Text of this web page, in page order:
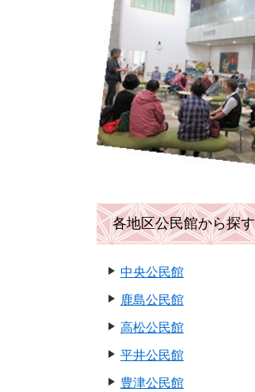
各地区公民館から探す
中央公民館
鹿島公民館
高松公民館
平井公民館
豊津公民館